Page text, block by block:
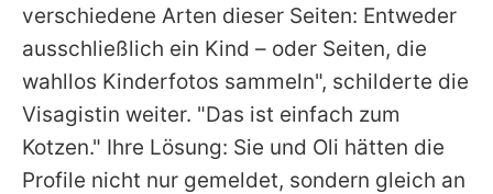
verschiedene Arten dieser Seiten: Entweder
ausschließlich ein Kind – oder Seiten, die
wahllos Kinderfotos sammeln", schilderte die
Visagistin weiter. "Das ist einfach zum
Kotzen." Ihre Lösung: Sie und Oli hätten die
Profile nicht nur gemeldet, sondern gleich an